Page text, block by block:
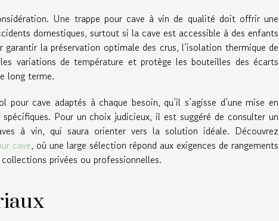
Une trappe pour cave à vin de qualité doit offrir une
domestiques, surtout si la cave est accessible à des enfants
la préservation optimale des crus, l’isolation thermique de
variations de température et protège les bouteilles des écarts
long terme.
cave adaptés à chaque besoin, qu’il s’agisse d’une mise en
Pour un choix judicieux, il est suggéré de consulter un
à vin, qui saura orienter vers la solution idéale. Découvrez
cave, où une large sélection répond aux exigences de rangements
privées ou professionnelles.